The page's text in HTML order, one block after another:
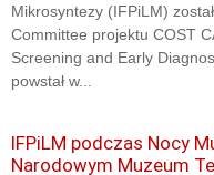
Mikrosyntezy (IFPiLM)
Committee projektu COST
Screening and Early
powstał w...
IFPiLM podczas Nocy
Narodowym Muzeum